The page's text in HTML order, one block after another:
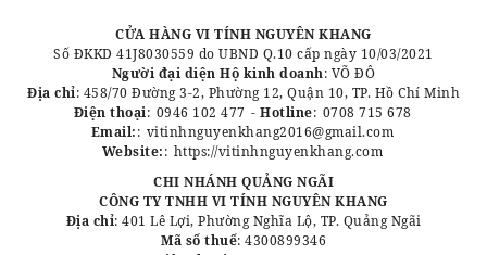
CỬA HÀNG VI TÍNH NGUYÊN KHANG
Số ĐKKD 41J8030559 do UBND Q.10 cấp ngày 10/03/2021
Người đại diện Hộ kinh doanh: VÕ ĐÔ
Địa chỉ: 458/70 Đường 3-2, Phường 12, Quận 10, TP. Hồ Chí Minh
Điện thoại: 0946 102 477 - Hotline: 0708 715 678
Email:: vitinhnguyenkhang2016@gmail.com
Website:: https://vitinhnguyenkhang.com
CHI NHÁNH QUẢNG NGÃI
CÔNG TY TNHH VI TÍNH NGUYÊN KHANG
Địa chỉ: 401 Lê Lợi, Phường Nghĩa Lộ, TP. Quảng Ngãi
Mã số thuế: 4300899346